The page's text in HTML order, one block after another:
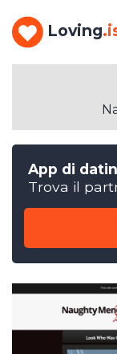
Loving
App di
Trova il